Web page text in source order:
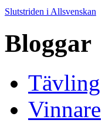
Slutstriden i Allsvenskan
Bloggar
Tävling
Vinnare